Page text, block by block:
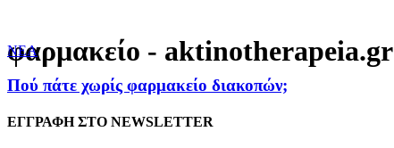
φαρμακείο - aktinotherapeia.gr
NEA
Πού πάτε χωρίς φαρμακείο διακοπών;
ΕΓΓΡΑΦΗ ΣΤΟ NEWSLETTER